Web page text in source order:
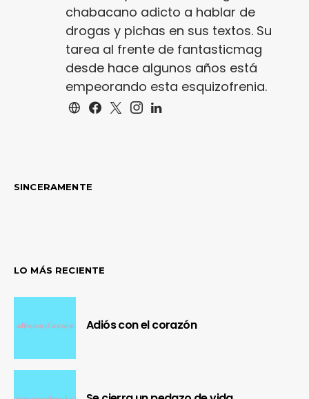
chabacano adicto a hablar de
drogas y pichas en sus textos. Su
tarea al frente de fantasticmag
desde hace algunos años está
empeorando esta esquizofrenia.
SINCERAMENTE
LO MÁS RECIENTE
Adiós con el corazón